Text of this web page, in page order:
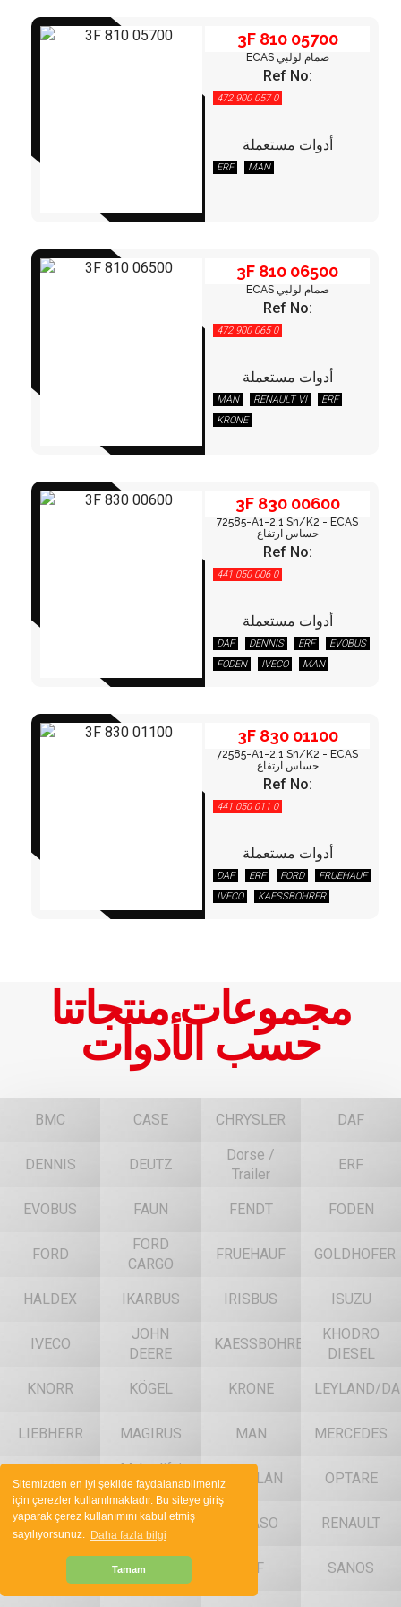
Sitemizden en iyi şekilde faydalanabilmeniz
için çerezler kullanılmaktadır. Bu siteye giriş
yaparak çerez kullanımını kabul etmiş
sayılıyorsunuz. Daha fazla bilgi
Tamam
3F 810 05700
ECAS صمام لولبي
Ref No:
472 900 057 0
أدوات مستعملة
ERF MAN
3F 810 06500
ECAS صمام لولبي
Ref No:
472 900 065 0
أدوات مستعملة
MAN RENAULT VI
ERF
KRONE
3F 830 00600
72585-A1-2.1 Sn/K2 - ECAS
حساس ارتفاع
Ref No:
441 050 006 0
أدوات مستعملة
DAF DENNIS ERF
EVOBUS
FODEN
IVECO
MAN
3F 830 01100
72585-A1-2.1 Sn/K2 - ECAS
حساس ارتفاع
Ref No:
441 050 011 0
أدوات مستعملة
DAF ERF FORD
FRUEHAUF
IVECO
KAESSBOHRER
مجموعات منتجاتنا
حسب الأدوات
BMC CASE CHRYSLER DAF
DENNIS DEUTZ
Dorse /
Trailer
ERF
EVOBUS FAUN FENDT FODEN
FORD
FORD
CARGO
FRUEHAUF GOLDHOFER
HALDEX IKARBUS IRISBUS ISUZU
IVECO
JOHN
DEERE
KAESSBOHRER
KHODRO
DIESEL
KNORR KÖGEL KRONE LEYLAND/
LIEBHERR MAGIRUS MAN MERCEDES
MERITOR
Muhtelif /
Various
NEOPLAN OPTARE
OTOKAR OTOYOL PEGASO RENAULT
RENAULT
S.ATKINSON SAF SANOS